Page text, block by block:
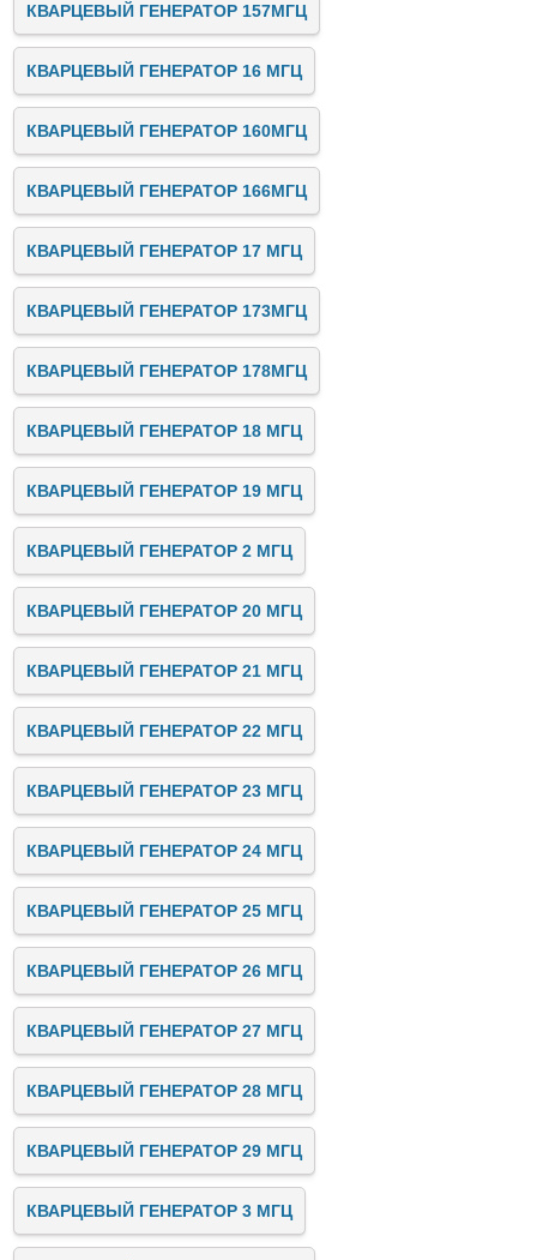
КВАРЦЕВЫЙ ГЕНЕРАТОР 157МГЦ
КВАРЦЕВЫЙ ГЕНЕРАТОР 16 МГЦ
КВАРЦЕВЫЙ ГЕНЕРАТОР 160МГЦ
КВАРЦЕВЫЙ ГЕНЕРАТОР 166МГЦ
КВАРЦЕВЫЙ ГЕНЕРАТОР 17 МГЦ
КВАРЦЕВЫЙ ГЕНЕРАТОР 173МГЦ
КВАРЦЕВЫЙ ГЕНЕРАТОР 178МГЦ
КВАРЦЕВЫЙ ГЕНЕРАТОР 18 МГЦ
КВАРЦЕВЫЙ ГЕНЕРАТОР 19 МГЦ
КВАРЦЕВЫЙ ГЕНЕРАТОР 2 МГЦ
КВАРЦЕВЫЙ ГЕНЕРАТОР 20 МГЦ
КВАРЦЕВЫЙ ГЕНЕРАТОР 21 МГЦ
КВАРЦЕВЫЙ ГЕНЕРАТОР 22 МГЦ
КВАРЦЕВЫЙ ГЕНЕРАТОР 23 МГЦ
КВАРЦЕВЫЙ ГЕНЕРАТОР 24 МГЦ
КВАРЦЕВЫЙ ГЕНЕРАТОР 25 МГЦ
КВАРЦЕВЫЙ ГЕНЕРАТОР 26 МГЦ
КВАРЦЕВЫЙ ГЕНЕРАТОР 27 МГЦ
КВАРЦЕВЫЙ ГЕНЕРАТОР 28 МГЦ
КВАРЦЕВЫЙ ГЕНЕРАТОР 29 МГЦ
КВАРЦЕВЫЙ ГЕНЕРАТОР 3 МГЦ